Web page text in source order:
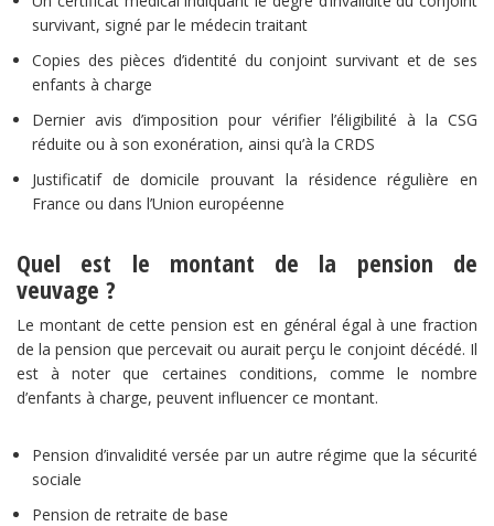
survivant, signé par le médecin traitant
Copies des pièces d’identité du conjoint survivant et de ses
enfants à charge
Dernier avis d’imposition pour vérifier l’éligibilité à la CSG
réduite ou à son exonération, ainsi qu’à la CRDS
Justificatif de domicile prouvant la résidence régulière en
France ou dans l’Union européenne
Quel est le montant de la pension de
veuvage ?
Le montant de cette pension est en général égal à une fraction
de la pension que percevait ou aurait perçu le conjoint décédé. Il
est à noter que certaines conditions, comme le nombre
d’enfants à charge, peuvent influencer ce montant.
Pension d’invalidité versée par un autre régime que la sécurité
sociale
Pension de retraite de base